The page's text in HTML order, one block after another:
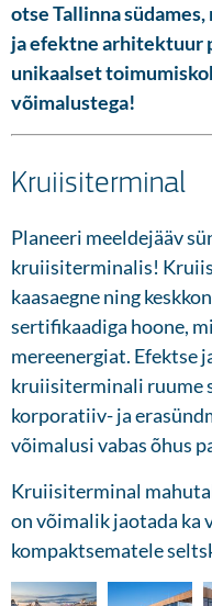
otse Tallinna
ja efektne arhitektuur
unikaalset
võimalustega!
Kruiisiterminal
Planeeri meeldejääv
kruiisiterminalis!
kaasaegne ning
sertifikaadiga hoone,
mereenergiat. Efektse
kruiisiterminali ruume
korporatiiv- ja
võimalusi vabas õhus
Kruiisiterminal
on võimalik jaotada ka
kompaktsematele